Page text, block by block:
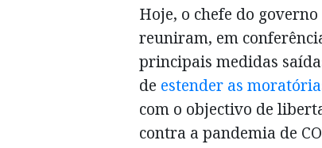
Hoje, o chefe do
reuniram, em
principais medidas
de estender as
com o objectivo de
contra a pandemia de